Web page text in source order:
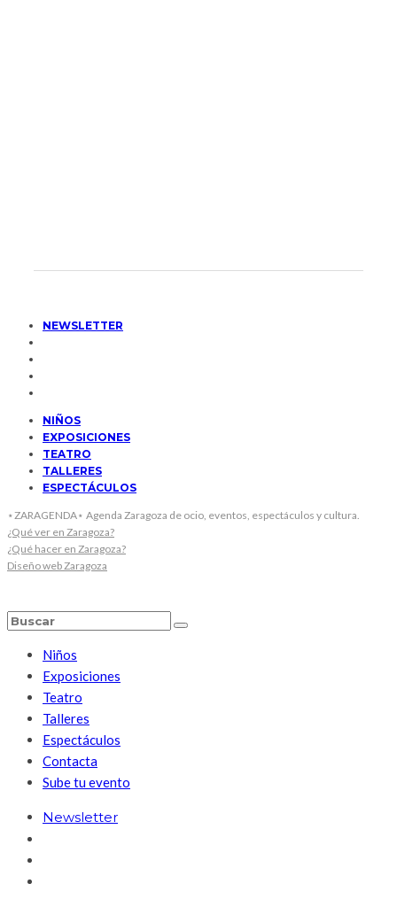
NEWSLETTER
NIÑOS
EXPOSICIONES
TEATRO
TALLERES
ESPECTÁCULOS
⋆ZARAGENDA⋆ Agenda Zaragoza de ocio, eventos, espectáculos y cultura.
¿Qué ver en Zaragoza?
¿Qué hacer en Zaragoza?
Diseño web Zaragoza
Niños
Exposiciones
Teatro
Talleres
Espectáculos
Contacta
Sube tu evento
Newsletter